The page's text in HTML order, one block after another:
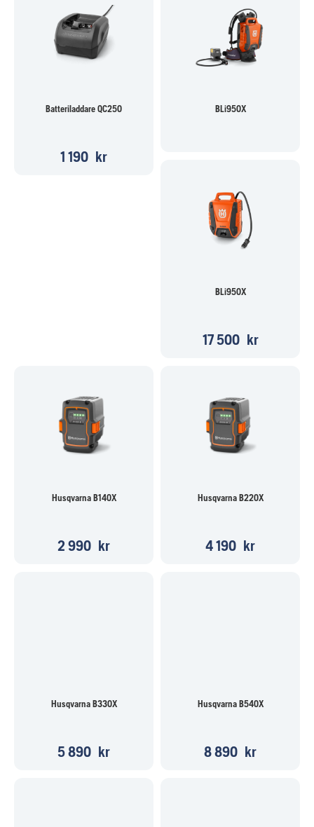
Batteriladdare QC250
1 190 kr
BLi950X
BLi950X
17 500 kr
Husqvarna B140X
2 990 kr
Husqvarna B220X
4 190 kr
Husqvarna B330X
5 890 kr
Husqvarna B540X
8 890 kr